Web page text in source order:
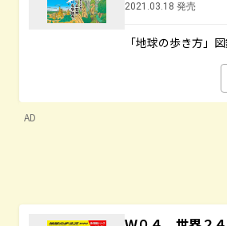
2021.03.18 発売
「地球の歩き方」
AD